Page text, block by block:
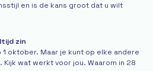
en is de kans groot dat u wilt
zin
oktober. Maar je kunt op elke andere
wat werkt voor jou. Waarom in 28